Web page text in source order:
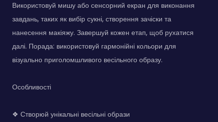
Використовуй мишу або сенсорний екран для виконання
завдань, таких як вибір сукні, створення зачіски та
нанесення макіяжу. Завершуй кожен етап, щоб рухатися
далі. Порада: використовуй гармонійні кольори для
візуально приголомшливого весільного образу.
Особливості
❖ Створюй унікальні весільні образи